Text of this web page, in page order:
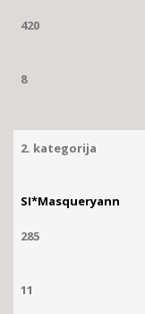
420
8
2. kategorija
SI*Masqueryann
285
11